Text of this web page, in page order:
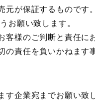
元が保証するものです
お願い致します。
客様のご判断と責任に
の責任を負いかねます
す企業宛までお願い致